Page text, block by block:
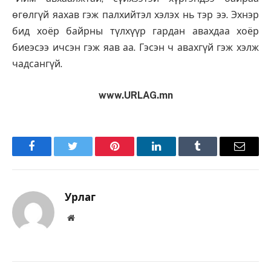
өгөлгүй яахав гэж палхийтэл хэлэх нь тэр ээ. Эхнэр
бид хоёр байрны түлхүүр гардан авахдаа хоёр
биеэсээ ичсэн гэж яав аа. Гэсэн ч авахгүй гэж хэлж
чадсангүй.
www.URLAG.mn
FacebookTwitter Pinterest LinkedInTumblr Имэйл
Урлаг
Вэбсайт